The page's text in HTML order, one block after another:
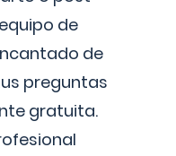
de
de
preguntas
gratuita.